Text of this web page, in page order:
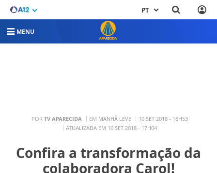
PT
MENU
POR TV APARECIDA EM MANHÃ LEVE
10 SET 2018 - 16H53
ATUALIZADA EM 10 SET 2018 - 17H04
Confira a transformação da
colaboradora Carol!